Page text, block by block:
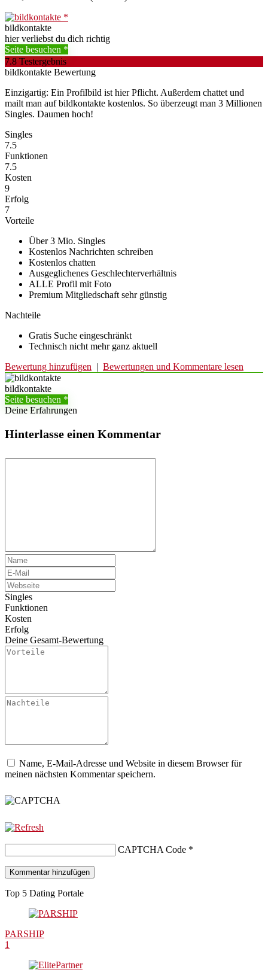
bildkontakte
hier verliebst du dich richtig
Seite besuchen
7.8 Testergebnis
bildkontakte Bewertung
Einzigartig: Ein Profilbild ist hier Pflicht. Außerdem chattet und
mailt man auf bildkontakte kostenlos. So überzeugt man 3 Millionen
Singles. Daumen hoch!
Singles
7.5
Funktionen
7.5
Kosten
9
Erfolg
7
Vorteile
Über 3 Mio. Singles
Kostenlos Nachrichten schreiben
Kostenlos chatten
Ausgeglichenes Geschlechterverhältnis
ALLE Profil mit Foto
Premium Mitgliedschaft sehr günstig
Nachteile
Gratis Suche eingeschränkt
Technisch nicht mehr ganz aktuell
Bewertung hinzufügen | Bewertungen und Kommentare lesen
bildkontakte
Seite besuchen
Deine Erfahrungen
Hinterlasse einen Kommentar
Singles
Funktionen
Kosten
Erfolg
Deine Gesamt-Bewertung
Name, E-Mail-Adresse und Website in diesem Browser für
meinen nächsten Kommentar speichern.
CAPTCHA Code *
Top 5 Dating Portale
PARSHIP
1